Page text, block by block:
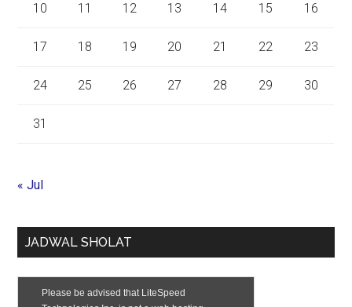
10 11 12 13 14 15 16
17 18 19 20 21 22 23
24 25 26 27 28 29 30
31
« Jul
JADWAL SHOLAT